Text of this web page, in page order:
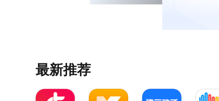
最新推荐